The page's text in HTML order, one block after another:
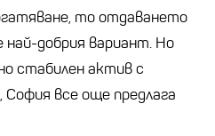
то отдаването
най-добрия вариант. Но
стабилен актив с
София все още предлага